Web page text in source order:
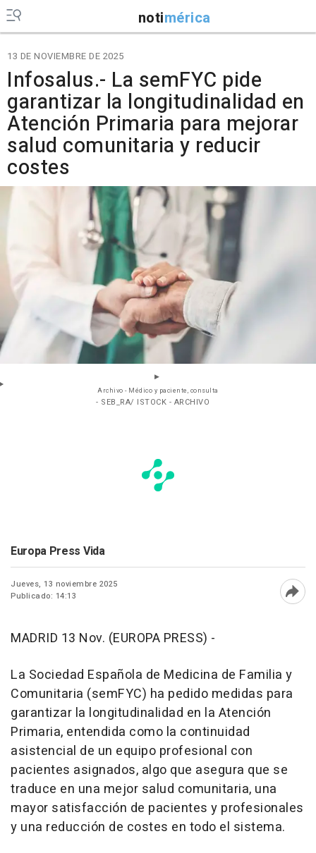
notimérica
13 DE NOVIEMBRE DE 2025
Infosalus.- La semFYC pide
garantizar la longitudinalidad en
Atención Primaria para mejorar
salud comunitaria y reducir
costes
Archivo - Médico y paciente, consulta
- SEB_RA/ ISTOCK - ARCHIVO
Europa Press Vida
Jueves, 13 noviembre 2025
Publicado: 14:13
MADRID 13 Nov. (EUROPA PRESS) -
La Sociedad Española de Medicina de Familia y
Comunitaria (semFYC) ha pedido medidas para
garantizar la longitudinalidad en la Atención
Primaria, entendida como la continuidad
asistencial de un equipo profesional con
pacientes asignados, algo que asegura que se
traduce en una mejor salud comunitaria, una
mayor satisfacción de pacientes y profesionales
y una reducción de costes en todo el sistema.